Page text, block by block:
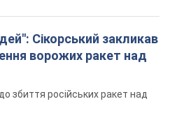
дані про
для чого це потрібно
обліку